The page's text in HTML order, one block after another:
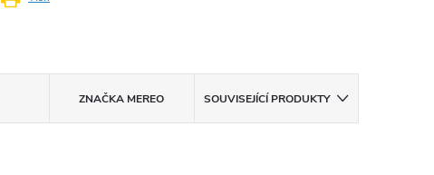
ZNAČKA MEREO SOUVISEJÍCÍ PRODUKTY